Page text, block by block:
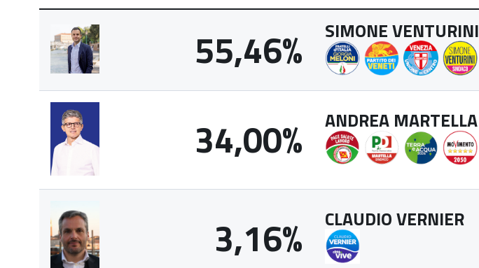
55,46% SIMONE VENTURINI
34,00% ANDREA MARTELLA
3,16% CLAUDIO VERNIER